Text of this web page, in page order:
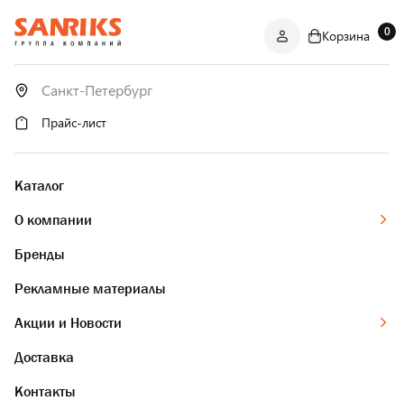
ОПТОМ
И В РОЗНИЦУ
Корзина 0
Прайс-лист
Каталог
О компании
Бренды
Рекламные материалы
Акции и Новости
Доставка
Контакты